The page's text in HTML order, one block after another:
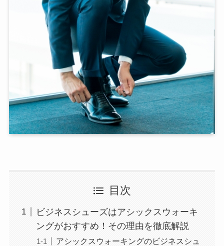
目次
ビジネスシューズはアシックスウォーキ
ングがおすすめ！その理由を徹底解説
アシックスウォーキングのビジネスシュ